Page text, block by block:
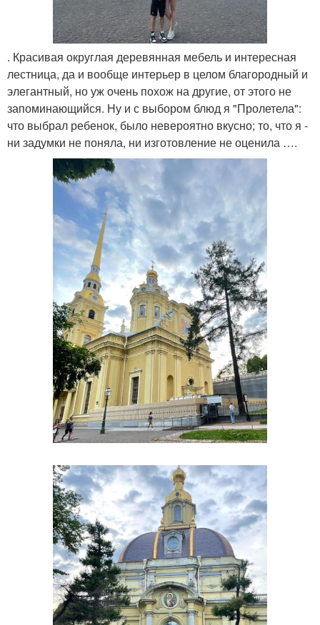
. Красивая округлая деревянная мебель и интересная
лестница, да и вообще интерьер в целом благородный и
элегантный, но уж очень похож на другие, от этого не
запоминающийся. Ну и с выбором блюд я "Пролетела":
что выбрал ребенок, было невероятно вкусно; то, что я -
ни задумки не поняла, ни изготовление не оценила ….